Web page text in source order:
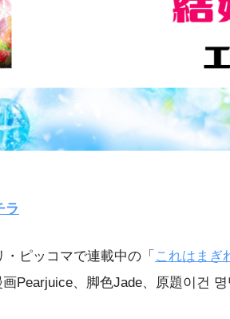
ラ
ピッコマで連載中の「 これはまぎ
画Pearjuice、脚色Jade、原題이건